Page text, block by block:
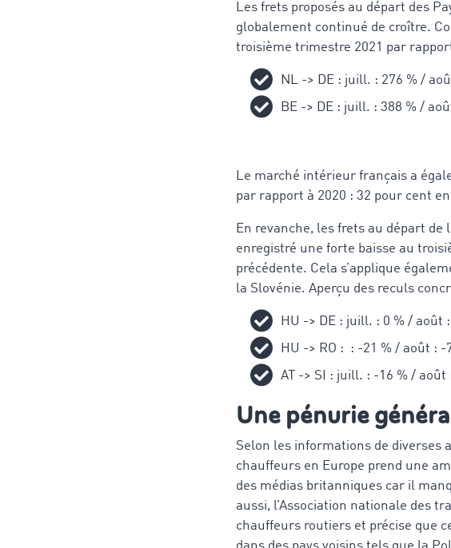
Les frets proposés au départ des
globalement continué de croître.
troisième trimestre 2021 par
NL -> DE : juill. : 276 % /
BE -> DE : juill. : 388 % /
Le marché intérieur français a
par rapport à 2020 : 32 pour cent
En revanche, les frets au départ de
enregistré une forte baisse au
précédente. Cela s’applique
la Slovénie. Aperçu des reculs
HU -> DE : juill. : 0 % / août
HU -> RO : : -21 % / août : -
AT -> SI : juill. : -16 % / août
Une pénurie
Selon les informations de diverses
chauffeurs en Europe prend une
des médias britanniques car il
aussi, l’Association nationale des
chauffeurs routiers et précise que